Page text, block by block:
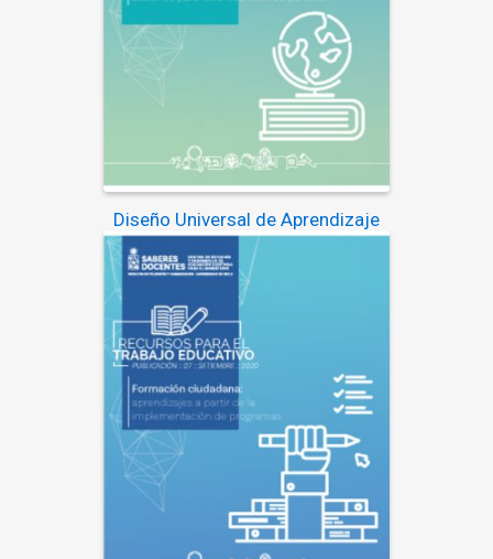
Diseño Universal de Aprendizaje